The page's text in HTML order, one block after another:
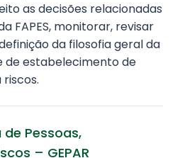
as decisões relacionadas
FAPES, monitorar, revisar
da filosofia geral da
de estabelecimento de
de Pessoas,
– GEPAR